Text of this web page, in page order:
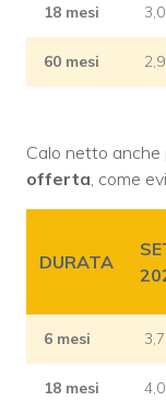
18 mesi
60 mesi
Calo netto anche
offerta , come
DURATA
6 mesi
18 mesi